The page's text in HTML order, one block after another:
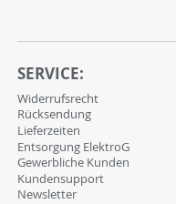
SERVICE:
Widerrufsrecht
Rücksendung
Lieferzeiten
Entsorgung ElektroG
Gewerbliche Kunden
Kundensupport
Newsletter